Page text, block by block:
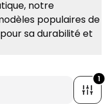
notre
populaires de
sa durabilité et
1